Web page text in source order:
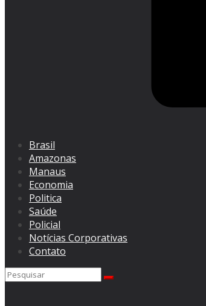
Brasil
Amazonas
Manaus
Economia
Politica
Saúde
Policial
Notícias Corporativas
Contato